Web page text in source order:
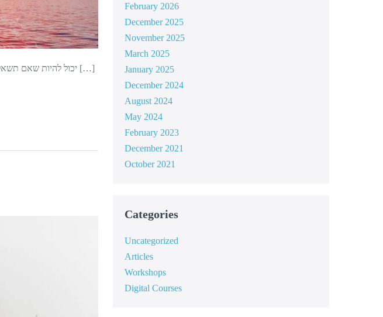
יכול להיות שאם יש הרבה סוגים של טנטרה, הרבה […]
February 2026
December 2025
November 2025
March 2025
January 2025
December 2024
August 2024
May 2024
February 2023
December 2021
October 2021
Categories
Uncategorized
Articles
Workshops
Digital Courses